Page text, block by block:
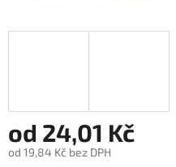
od 24,01 Kč
od 19,84 Kč bez DPH